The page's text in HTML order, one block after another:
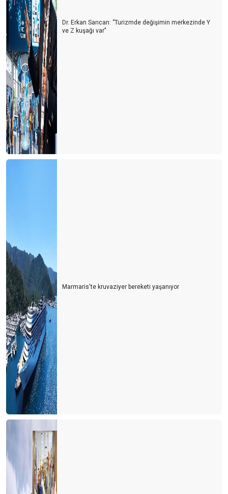
Dr. Erkan Sarıcan: ‘’Turizmde değişimin merkezinde Y
ve Z kuşağı var’’
Marmaris'te kruvaziyer bereketi yaşanıyor